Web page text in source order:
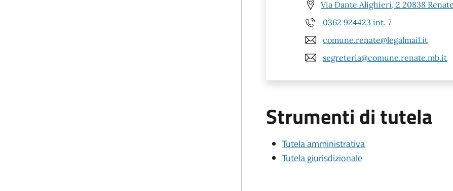
Via Dante Alighieri, 2 20838
0362 924423 int. 7
comune.renate@legalmail.it
segreteria@comune.renate.mb.it
Strumenti di tutela
Tutela amministrativa
Tutela giurisdizionale